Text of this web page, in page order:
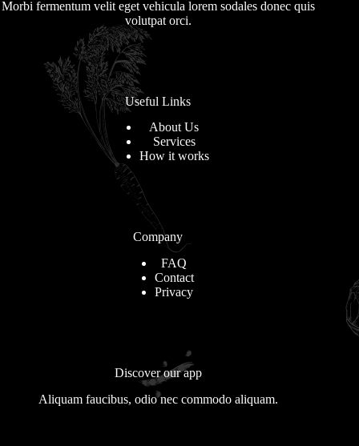
Morbi fermentum velit eget vehicula lorem sodales donec quis
volutpat orci.
Useful Links
About Us
Services
How it works
Company
FAQ
Contact
Privacy
Discover our app
Aliquam faucibus, odio nec commodo aliquam.